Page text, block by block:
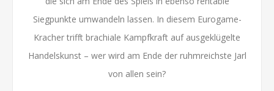
Siegpunkte umwandeln lassen. In diesem Eurogame-
Kracher trifft brachiale Kampfkraft auf ausgeklügelte
Handelskunst – wer wird am Ende der ruhmreichste Jarl
von allen sein?